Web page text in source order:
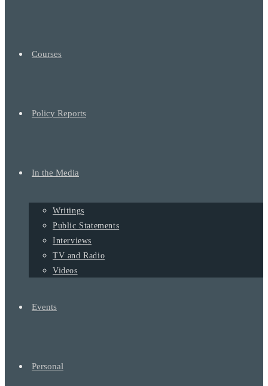
Courses
Policy Reports
In the Media
Writings
Public Statements
Interviews
TV and Radio
Videos
Events
Personal